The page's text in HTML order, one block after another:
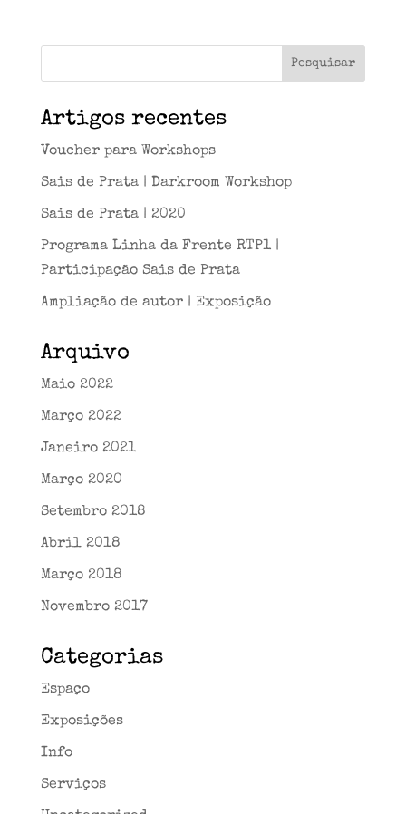
Artigos recentes
Voucher para Workshops
Sais de Prata | Darkroom Workshop
Sais de Prata | 2020
Programa Linha da Frente RTP1 |
Participação Sais de Prata
Ampliação de autor | Exposição
Arquivo
Maio 2022
Março 2022
Janeiro 2021
Março 2020
Setembro 2018
Abril 2018
Março 2018
Novembro 2017
Categorias
Espaço
Exposições
Info
Serviços